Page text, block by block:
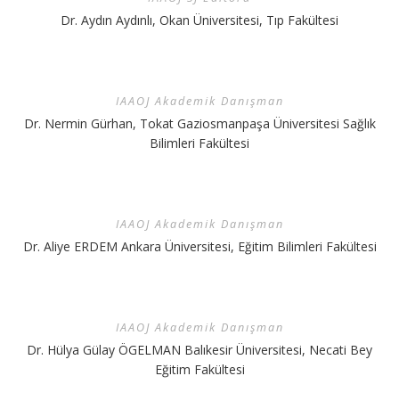
Dr. Aydın Aydınlı, Okan Üniversitesi, Tıp Fakültesi
IAAOJ Akademik Danışman
Dr. Nermin Gürhan, Tokat Gaziosmanpaşa Üniversitesi Sağlık
Bilimleri Fakültesi
IAAOJ Akademik Danışman
Dr. Aliye ERDEM Ankara Üniversitesi, Eğitim Bilimleri Fakültesi
IAAOJ Akademik Danışman
Dr. Hülya Gülay ÖGELMAN Balıkesir Üniversitesi, Necati Bey
Eğitim Fakültesi